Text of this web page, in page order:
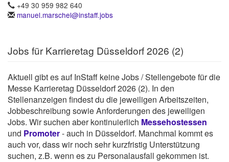
+49 30 959 982 640
manuel.marschel@instaff.jobs
Jobs für Karrieretag Düsseldorf 2026 (2)
Aktuell gibt es auf InStaff keine Jobs / Stellengebote für die
Messe Karrieretag Düsseldorf 2026 (2). In den
Stellenanzeigen findest du die jeweiligen Arbeitszeiten,
Jobbeschreibung sowie Anforderungen des jeweiligen
Jobs. Wir suchen aber kontinuierlich Messehostessen
und Promoter- auch in Düsseldorf. Manchmal kommt es
auch vor, dass wir noch sehr kurzfristig Unterstützung
suchen, z.B. wenn es zu Personalausfall gekommen ist.